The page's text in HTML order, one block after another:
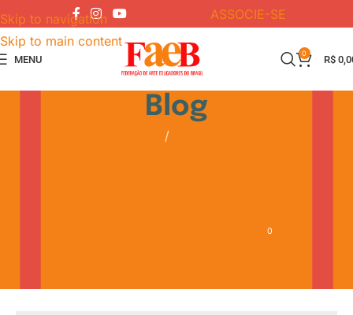
Skip to navigation
Skip to main content
ASSOCIE-SE
MENU 0 R$
Blog
ConFAEB
0